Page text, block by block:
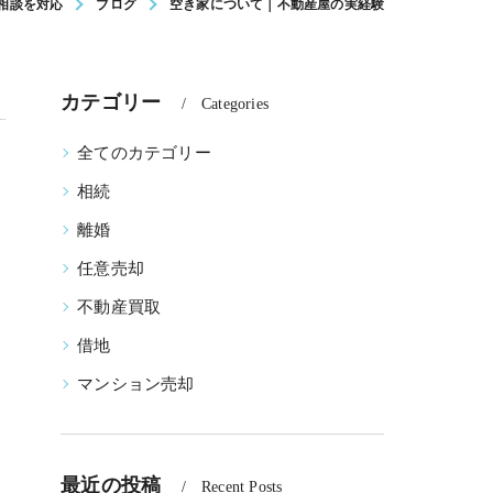
談を対応 ブログ 空き家について｜不動産屋の実経験
カテゴリー Categories
全てのカテゴリー
相続
離婚
任意売却
不動産買取
借地
マンション売却
最近の投稿 Recent Posts